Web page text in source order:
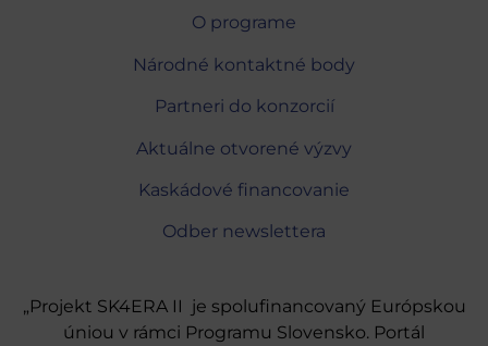
O programe
Národné kontaktné body
Partneri do konzorcií
Aktuálne otvorené výzvy
Kaskádové financovanie
Odber newslettera
„Projekt SK4ERA II je spolufinancovaný Európskou
úniou v rámci Programu Slovensko. Portál